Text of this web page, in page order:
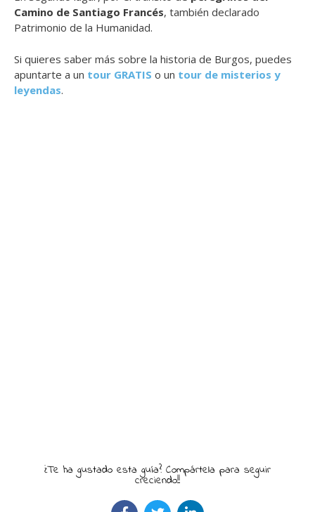
Camino de Santiago Francés, también declarado
Patrimonio de la Humanidad.
Si quieres saber más sobre la historia de Burgos, puedes
apuntarte a un tour GRATIS o un tour de misterios y
leyendas.
¿Te ha gustado esta guía? Compártela para seguir
creciendo!!